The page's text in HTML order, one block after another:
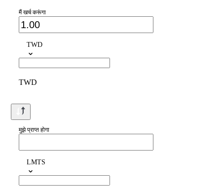
मैं खर्च करूंगा
TWD
TWD
मुझे प्राप्त होगा
LMTS